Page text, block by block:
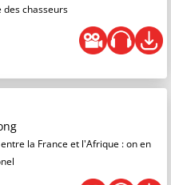
des chasseurs
la France et l'Afrique : on en